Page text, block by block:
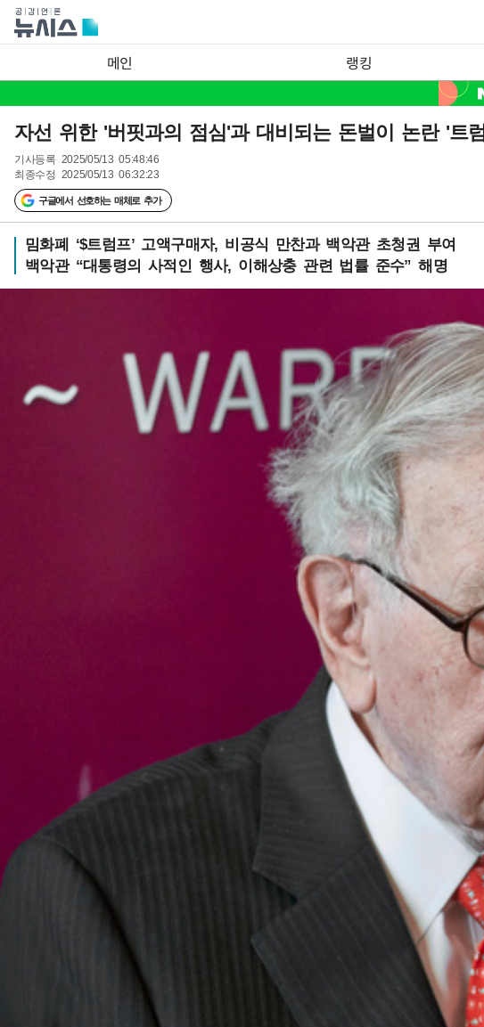
메인 랭킹
자선 위한 '버핏과의 점심'과 대비되는 돈벌이 논란 '트
기사등록 2025/05/13 05:48:46
최종수정 2025/05/13 06:32:23
구글에서 선호하는 매체로 추가
밈화폐 ‘$트럼프’ 고액구매자, 비공식 만찬과 백악관 초청권 부여
백악관 “대통령의 사적인 행사, 이해상충 관련 법률 준수” 해명